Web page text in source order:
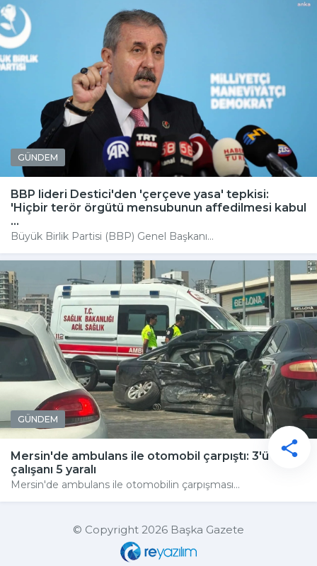
GÜNDEM
BBP lideri Destici'den 'çerçeve yasa' tepkisi:
'Hiçbir terör örgütü mensubunun affedilmesi kabul
...
Büyük Birlik Partisi (BBP) Genel Başkanı...
GÜNDEM
Mersin'de ambulans ile otomobil çarpıştı: 3'ü sağlık
çalışanı 5 yaralı
Mersin'de ambulans ile otomobilin çarpışması...
© Copyright 2026 Başka Gazete